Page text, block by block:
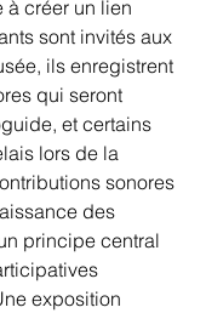
à créer un lien
sont invités aux
ils enregistrent
qui seront
et certains
lors de la
sonores
des
principe central
exposition